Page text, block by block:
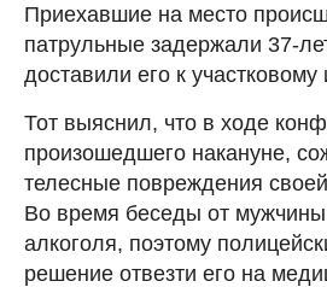
Приехавшие на место
патрульные задержали 37-
доставили его к участковому
Тот выяснил, что в ходе
произошедшего накануне,
телесные повреждения
Во время беседы от
алкоголя, поэтому
решение отвезти его на